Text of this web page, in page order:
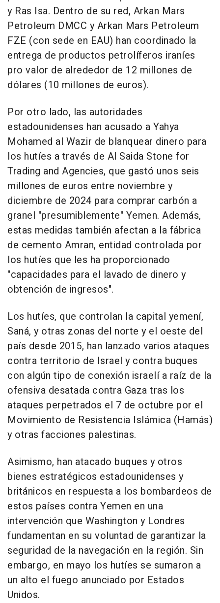
y Ras Isa. Dentro de su red, Arkan Mars
Petroleum DMCC y Arkan Mars Petroleum
FZE (con sede en EAU) han coordinado la
entrega de productos petrolíferos iraníes
pro valor de alrededor de 12 millones de
dólares (10 millones de euros).
Por otro lado, las autoridades
estadounidenses han acusado a Yahya
Mohamed al Wazir de blanquear dinero para
los hutíes a través de Al Saida Stone for
Trading and Agencies, que gastó unos seis
millones de euros entre noviembre y
diciembre de 2024 para comprar carbón a
granel "presumiblemente" Yemen. Además,
estas medidas también afectan a la fábrica
de cemento Amran, entidad controlada por
los hutíes que les ha proporcionado
"capacidades para el lavado de dinero y
obtención de ingresos".
Los hutíes, que controlan la capital yemení,
Saná, y otras zonas del norte y el oeste del
país desde 2015, han lanzado varios ataques
contra territorio de Israel y contra buques
con algún tipo de conexión israelí a raíz de la
ofensiva desatada contra Gaza tras los
ataques perpetrados el 7 de octubre por el
Movimiento de Resistencia Islámica (Hamás)
y otras facciones palestinas.
Asimismo, han atacado buques y otros
bienes estratégicos estadounidenses y
británicos en respuesta a los bombardeos de
estos países contra Yemen en una
intervención que Washington y Londres
fundamentan en su voluntad de garantizar la
seguridad de la navegación en la región. Sin
embargo, en mayo los hutíes se sumaron a
un alto el fuego anunciado por Estados
Unidos.